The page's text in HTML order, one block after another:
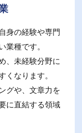
身の経験や専門
種です。
、未経験分野に
なります。
グや、文章力を
に直結する領域